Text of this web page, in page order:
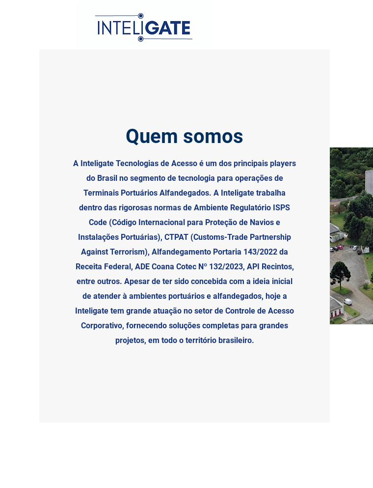
Quem somos
A Inteligate Tecnologias de Acesso é um dos principais players
do Brasil no segmento de tecnologia para operações de
Terminais Portuários Alfandegados. A Inteligate trabalha
dentro das rigorosas normas de Ambiente Regulatório ISPS
Code (Código Internacional para Proteção de Navios e
Instalações Portuárias), CTPAT (Customs-Trade Partnership
Against Terrorism), Alfandegamento Portaria 143/2022 da
Receita Federal, ADE Coana Cotec Nº 132/2023, API Recintos,
entre outros. Apesar de ter sido concebida com a ideia inicial
de atender à ambientes portuários e alfandegados, hoje a
Inteligate tem grande atuação no setor de Controle de Acesso
Corporativo, fornecendo soluções completas para grandes
projetos, em todo o território brasileiro.